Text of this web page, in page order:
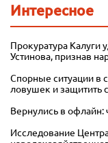
Интересное
Прокуратура Калуги
Устинова, признав
Спорные ситуации в
ловушек и защитить
Вернулись в
Исследование